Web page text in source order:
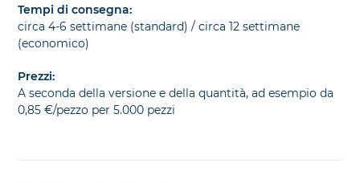
Tempi di consegna:
circa 4-6 settimane (standard) / circa 12 settimane
(economico)
Prezzi:
A seconda della versione e della quantità, ad esempio da
0,85 €/pezzo per 5.000 pezzi